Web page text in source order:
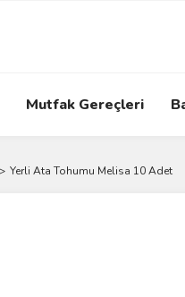
Mutfak Gereçleri
Yerli Ata Tohumu Melisa 10 Adet